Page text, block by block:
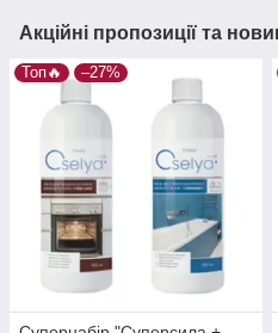
Акційні пропозиції та
Топ🔥 –27%